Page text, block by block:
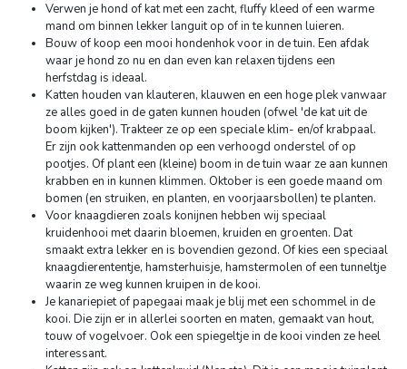
Verwen je hond of kat met een zacht, fluffy kleed of een warme
mand om binnen lekker languit op of in te kunnen luieren.
Bouw of koop een mooi hondenhok voor in de tuin. Een afdak
waar je hond zo nu en dan even kan relaxen tijdens een
herfstdag is ideaal.
Katten houden van klauteren, klauwen en een hoge plek vanwaar
ze alles goed in de gaten kunnen houden (ofwel 'de kat uit de
boom kijken'). Trakteer ze op een speciale klim- en/of krabpaal.
Er zijn ook kattenmanden op een verhoogd onderstel of op
pootjes. Of plant een (kleine) boom in de tuin waar ze aan kunnen
krabben en in kunnen klimmen. Oktober is een goede maand om
bomen (en struiken, en planten, en voorjaarsbollen) te planten.
Voor knaagdieren zoals konijnen hebben wij speciaal
kruidenhooi met daarin bloemen, kruiden en groenten. Dat
smaakt extra lekker en is bovendien gezond. Of kies een speciaal
knaagdierententje, hamsterhuisje, hamstermolen of een tunneltje
waarin ze weg kunnen kruipen in de kooi.
Je kanariepiet of papegaai maak je blij met een schommel in de
kooi. Die zijn er in allerlei soorten en maten, gemaakt van hout,
touw of vogelvoer. Ook een spiegeltje in de kooi vinden ze heel
interessant.